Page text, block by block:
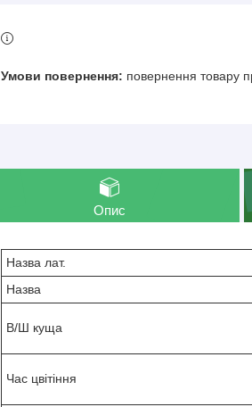
повернення товару
Опис
Назва лат.
Назва
В/Ш куща
Час цвітіння